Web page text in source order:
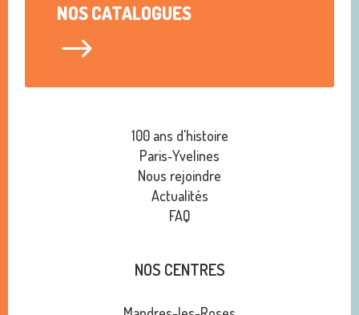
NOS CATALOGUES
$
100 ans d'histoire
Paris‑Yvelines
Nous rejoindre
Actualités
FAQ
NOS CENTRES